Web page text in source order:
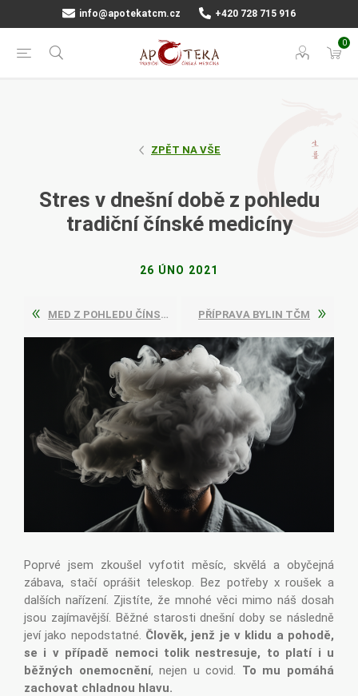
info@apotekatcm.cz +420 728 715 916
0
ZPĚT NA VŠE
Stres v dnešní době z pohledu
tradiční čínské medicíny
26 ÚNO 2021
MED Z POHLEDU ČÍNSKÉ MEDICÍNY PŘÍPRAVA BYLIN TČM
Poprvé jsem zkoušel vyfotit měsíc, skvělá a obyčejná
zábava, stačí oprášit teleskop. Bez potřeby x roušek a
dalších nařízení. Zjistíte, že mnohé věci mimo náš dosah
jsou zajímavější. Běžné starosti dnešní doby se následně
jeví jako nepodstatné. Člověk, jenž je v klidu a pohodě,
se i v případě nemoci tolik nestresuje, to platí i u
běžných onemocnění, nejen u covid. To mu pomáhá
zachovat chladnou hlavu.